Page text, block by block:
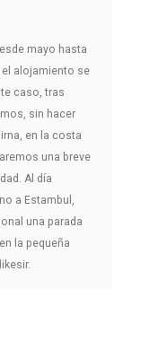
mayo hasta
alojamiento se
caso, tras
sin hacer
en la costa
una breve
Al día
a Estambul,
una parada
la pequeña